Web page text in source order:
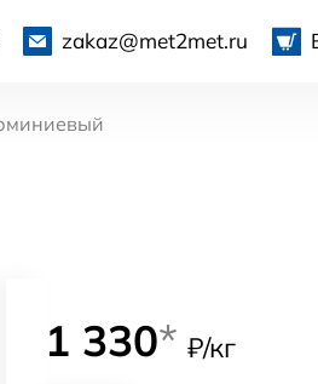
zakaz@met2met.ru
1 330* ₽/кг